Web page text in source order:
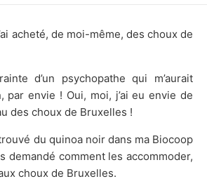
acheté, de moi-même, des choux de
d’un psychopathe qui m’aurait
par envie ! Oui, moi, j’ai eu envie de
des choux de Bruxelles !
trouvé du quinoa noir dans ma Biocoop
demandé comment les accommoder,
choux de Bruxelles.